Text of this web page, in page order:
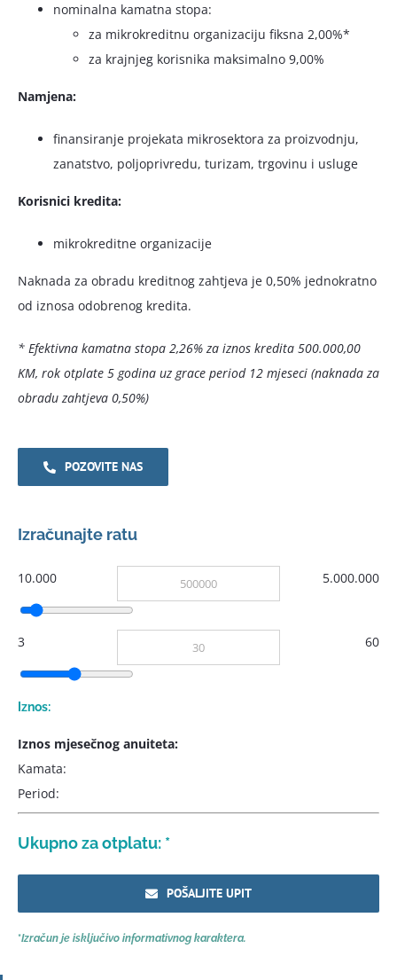
nominalna kamatna stopa:
za mikrokreditnu organizaciju fiksna 2,00%*
za krajnjeg korisnika maksimalno 9,00%
Namjena:
finansiranje projekata mikrosektora za proizvodnju,
zanatstvo, poljoprivredu, turizam, trgovinu i usluge
Korisnici kredita:
mikrokreditne organizacije
Naknada za obradu kreditnog zahtjeva je 0,50% jednokratno
od iznosa odobrenog kredita.
* Efektivna kamatna stopa 2,26% za iznos kredita 500.000,00
KM, rok otplate 5 godina uz grace period 12 mjeseci (naknada za
obradu zahtjeva 0,50%)
POZOVITE NAS
Izračunajte ratu
10.000 5.000.000
3 60
Iznos:
Iznos mjesečnog anuiteta:
Kamata:
Period:
Ukupno za otplatu: *
POŠALJITE UPIT
*Izračun je isključivo informativnog karaktera.